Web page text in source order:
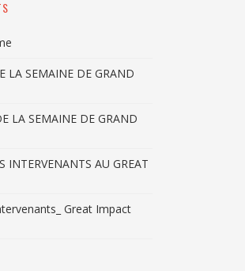
LA SEMAINE DE GRAND
LA SEMAINE DE GRAND
INTERVENANTS AU GREAT
Great Impact